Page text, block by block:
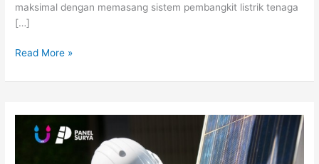
maksimal dengan memasang sistem pembangkit listrik tenaga
[…]
Read More »
Potensi